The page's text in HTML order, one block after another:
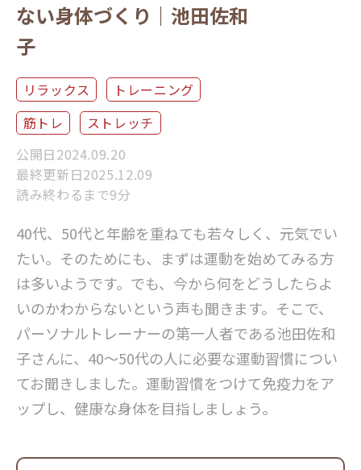
ない身体づくり｜池田佐和
子
リラックス
トレーニング
筋トレ
ストレッチ
公開日2024.09.20
最終更新日2025.12.09
読み終わるまで9分
40代、50代と年齢を重ねても若々しく、元気でい
たい。そのためにも、まずは運動を始めてみる方
は多いようです。でも、今から何をどうしたらよ
いのかわからないという声も聞きます。そこで、
パーソナルトレーナーの第一人者である池田佐和
子さんに、40～50代の人に必要な運動習慣につい
てお聞きしました。運動習慣をつけて免疫力をア
ップし、健康な身体を目指しましょう。